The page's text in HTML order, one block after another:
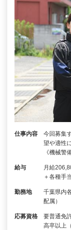
仕事内容
今回募集
望や適性
《機械
給与
月給
＋各種
勤務地
千葉県内
配属）
応募資格
要普通免
高卒以上